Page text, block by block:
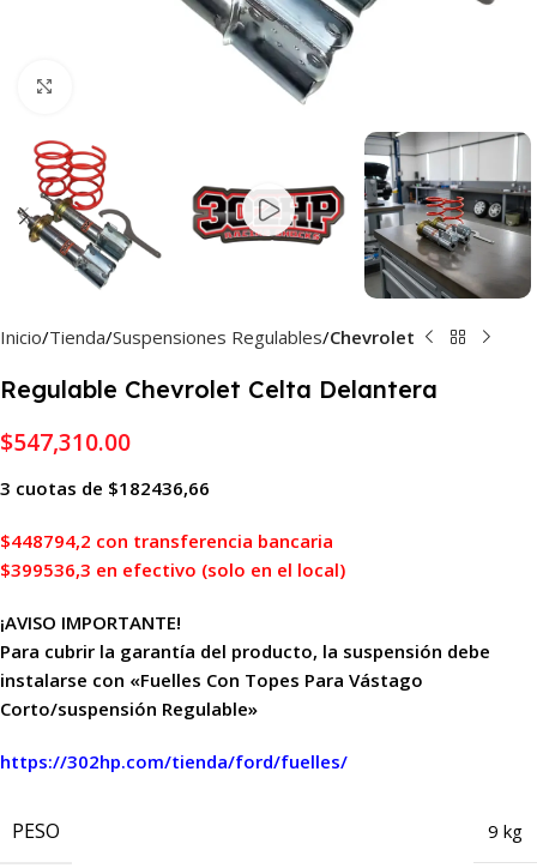
Haga Click para agrandar
Inicio Tienda Suspensiones Regulables Chevrolet
Regulable Chevrolet Celta Delantera
$547,310.00
3 cuotas de $182436,66
$448794,2 con transferencia bancaria
$399536,3 en efectivo (solo en el local)
¡AVISO IMPORTANTE!
Para cubrir la garantía del producto, la suspensión debe
instalarse con «Fuelles Con Topes Para Vástago
Corto/suspensión Regulable»
https://302hp.com/tienda/ford/fuelles/
PESO 9 kg